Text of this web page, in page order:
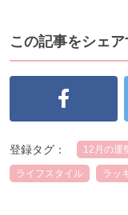
この記事をシェア
登録タグ： 12月の運
ライフスタイル ラッ